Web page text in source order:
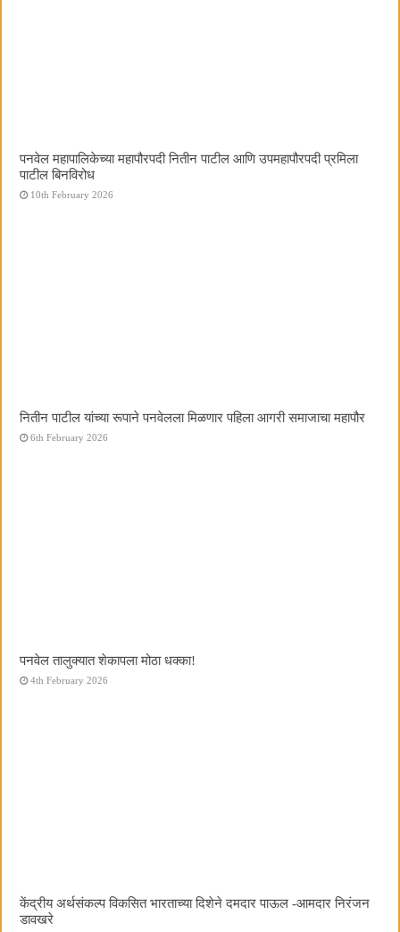
पनवेल महापालिकेच्या महापौरपदी नितीन पाटील आणि उपमहापौरपदी प्रमिला
पाटील बिनविरोध
10th February 2026
नितीन पाटील यांच्या रूपाने पनवेलला मिळणार पहिला आगरी समाजाचा महापौर
6th February 2026
पनवेल तालुक्यात शेकापला मोठा धक्का!
4th February 2026
केंद्रीय अर्थसंकल्प विकसित भारताच्या दिशेने दमदार पाऊल -आमदार निरंजन
डावखरे